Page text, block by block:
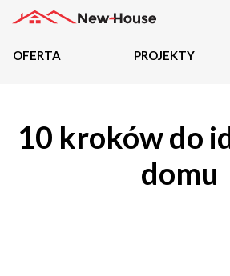
Oferta
OFERTA PROJEKTY
10 kroków do
domu